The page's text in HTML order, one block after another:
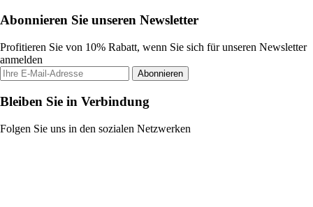
Abonnieren Sie unseren Newsletter
Profitieren Sie von 10% Rabatt, wenn Sie sich für unseren Newsletter
anmelden
Abonnieren
Bleiben Sie in Verbindung
Folgen Sie uns in den sozialen Netzwerken